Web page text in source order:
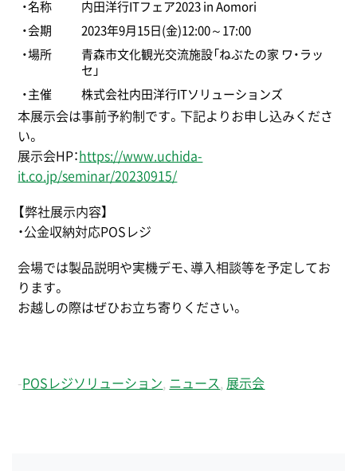
・名称
内田洋行ITフェア2023 in Aomori
・会期
2023年9月15日(金)12:00～17:00
・場所
青森市文化観光交流施設「ねぶたの家 ワ・ラッ
セ」
・主催
株式会社内田洋行ITソリューションズ
本展示会は事前予約制です。下記よりお申し込みくださ
い。
展示会HP： https://www.uchida-
it.co.jp/seminar/20230915/
【弊社展示内容】
・公金収納対応POSレジ
会場では製品説明や実機デモ、導入相談等を予定してお
ります。
お越しの際はぜひお立ち寄りください。
- POSレジソリューション ニュース 展示会